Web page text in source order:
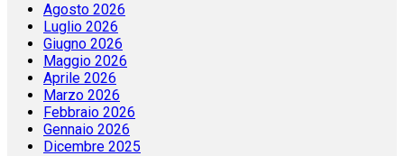
Agosto 2026
Luglio 2026
Giugno 2026
Maggio 2026
Aprile 2026
Marzo 2026
Febbraio 2026
Gennaio 2026
Dicembre 2025